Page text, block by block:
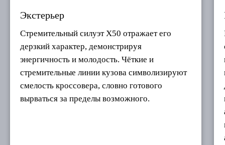
Экстерьер
Стремительный силуэт X50 отражает его
дерзкий характер, демонстрируя
энергичность и молодость. Чёткие и
стремительные линии кузова символизируют
смелость кроссовера, словно готового
вырваться за пределы возможного.